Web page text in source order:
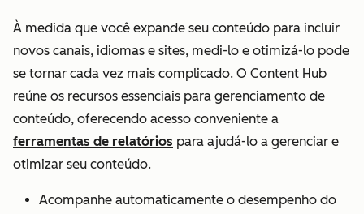
À medida que você expande seu conteúdo para incluir
novos canais, idiomas e sites, medi-lo e otimizá-lo pode
se tornar cada vez mais complicado. O Content Hub
reúne os recursos essenciais para gerenciamento de
conteúdo, oferecendo acesso conveniente a
ferramentas de relatórios para ajudá-lo a gerenciar e
otimizar seu conteúdo.
Acompanhe automaticamente o desempenho do